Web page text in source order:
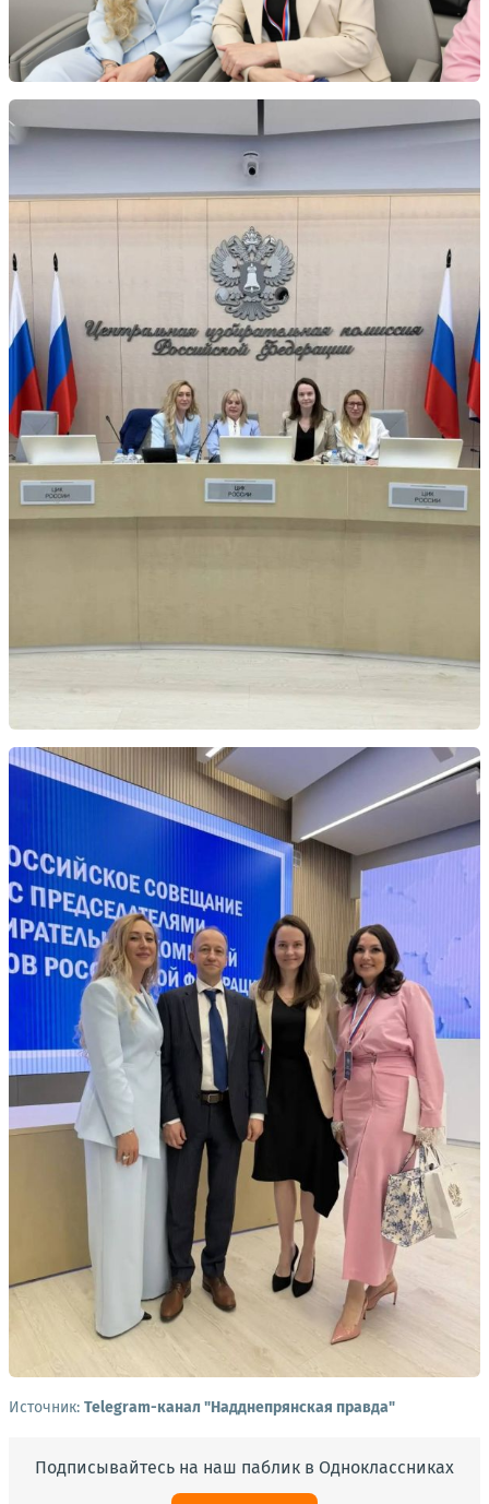
Источник: Telegram-канал "Надднепрянская правда"
Подписывайтесь на наш паблик в Одноклассниках